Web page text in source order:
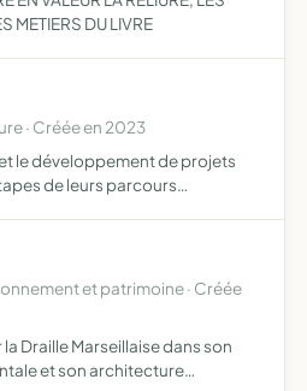
METIERS DU LIVRE
· Créée en 2023
le développement de projets
de leurs parcours
et patrimoine · Créée
Draille Marseillaise dans son
et son architecture